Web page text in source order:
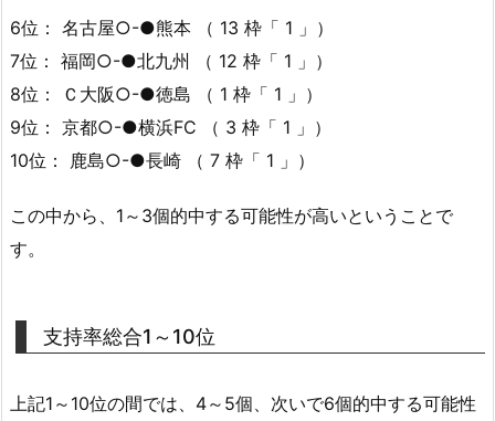
6位： 名古屋○-●熊本 （ 13 枠「 1 」）
7位： 福岡○-●北九州 （ 12 枠「 1 」）
8位： Ｃ大阪○-●徳島 （ 1 枠「 1 」）
9位： 京都○-●横浜FC （ 3 枠「 1 」）
10位： 鹿島○-●長崎 （ 7 枠「 1 」）
この中から、1～3個的中する可能性が高いということで
す。
支持率総合1～10位
上記1～10位の間では、4～5個、次いで6個的中する可能性